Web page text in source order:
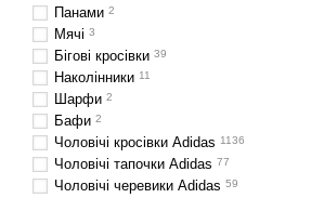
Панами 2
Мячі 3
Бігові кросівки 39
Наколінники 11
Шарфи 2
Бафи 2
Чоловічі кросівки Adidas 1136
Чоловічі тапочки Adidas 77
Чоловічі черевики Adidas 59